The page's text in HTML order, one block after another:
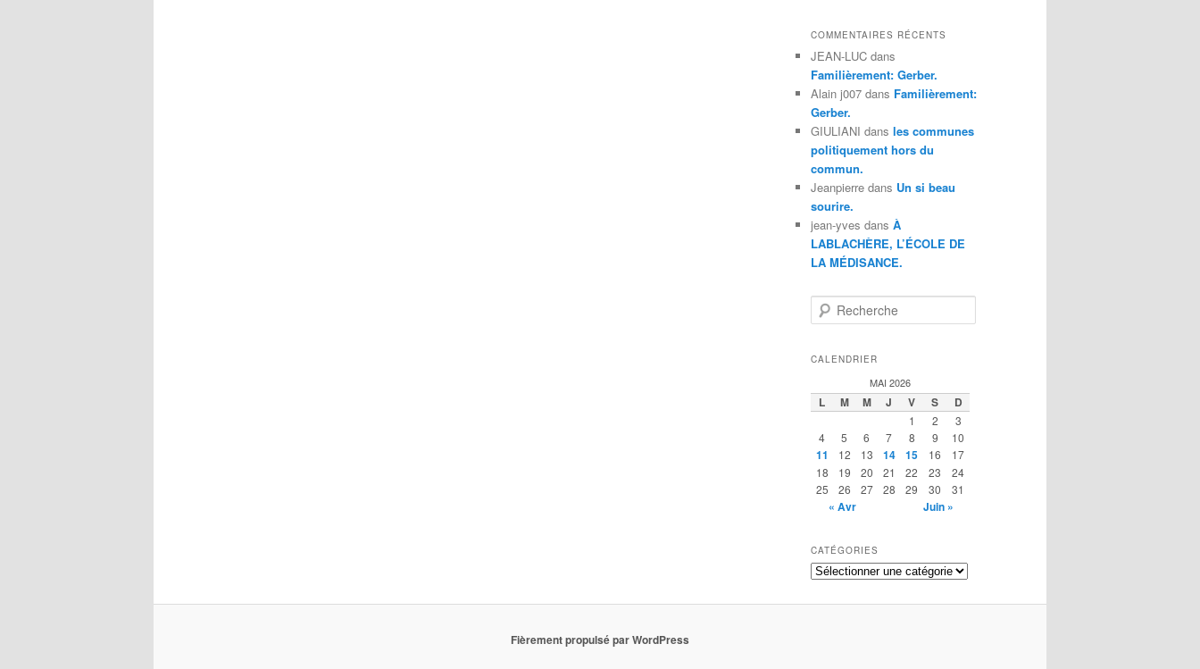
COMMENTAIRES RÉCENTS
JEAN-LUC dans
Familièrement: Gerber.
Alain j007 dans Familièrement:
Gerber.
GIULIANI dans les communes
politiquement hors du
commun.
Jeanpierre dans Un si beau
sourire.
jean-yves dans À
LABLACHÈRE, L’ÉCOLE DE
LA MÉDISANCE.
e
h
CALENDRIER
MAI 2026
L M M J V S D
1 2
3
4
5 6 7 8 9 10
11 12 13 14 15 16
17
18
19 20 21 22 23
24
25
26 27 28 29 30 31
« Avr Juin »
CATÉGORIES
Catégories
Fièrement propulsé par WordPress